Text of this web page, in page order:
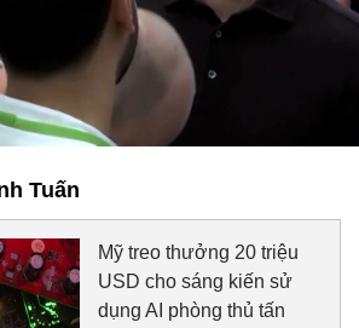
Tuấn
Mỹ treo thưởng 20 triệu
USD cho sáng kiến sử
dụng AI phòng thủ tấn